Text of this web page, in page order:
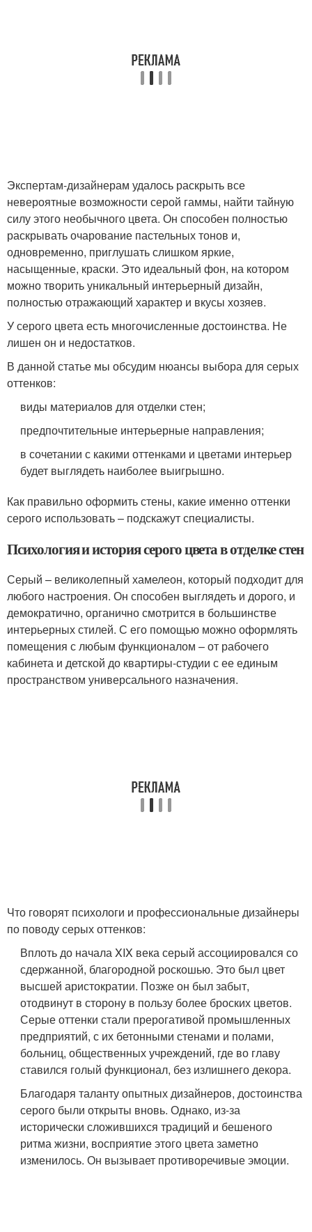
Экспертам-дизайнерам удалось раскрыть все
невероятные возможности серой гаммы, найти тайную
силу этого необычного цвета. Он способен полностью
раскрывать очарование пастельных тонов и,
одновременно, приглушать слишком яркие,
насыщенные, краски. Это идеальный фон, на котором
можно творить уникальный интерьерный дизайн,
полностью отражающий характер и вкусы хозяев.
У серого цвета есть многочисленные достоинства. Не
лишен он и недостатков.
В данной статье мы обсудим нюансы выбора для серых
оттенков:
виды материалов для отделки стен;
предпочтительные интерьерные направления;
в сочетании с какими оттенками и цветами интерьер
будет выглядеть наиболее выигрышно.
Как правильно оформить стены, какие именно оттенки
серого использовать – подскажут специалисты.
Психология и история серого цвета в отделке стен
Серый – великолепный хамелеон, который подходит для
любого настроения. Он способен выглядеть и дорого, и
демократично, органично смотрится в большинстве
интерьерных стилей. С его помощью можно оформлять
помещения с любым функционалом – от рабочего
кабинета и детской до квартиры-студии с ее единым
пространством универсального назначения.
Что говорят психологи и профессиональные дизайнеры
по поводу серых оттенков:
Вплоть до начала XIX века серый ассоциировался со
сдержанной, благородной роскошью. Это был цвет
высшей аристократии. Позже он был забыт,
отодвинут в сторону в пользу более броских цветов.
Серые оттенки стали прерогативой промышленных
предприятий, с их бетонными стенами и полами,
больниц, общественных учреждений, где во главу
ставился голый функционал, без излишнего декора.
Благодаря таланту опытных дизайнеров, достоинства
серого были открыты вновь. Однако, из-за
исторически сложившихся традиций и бешеного
ритма жизни, восприятие этого цвета заметно
изменилось. Он вызывает противоречивые эмоции.